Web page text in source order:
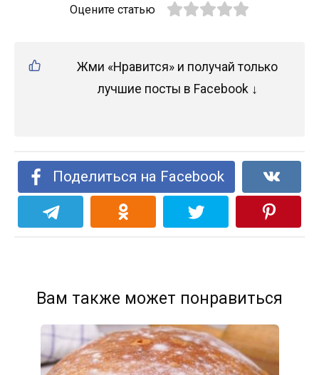
Оцените статью
Жми «Нравится» и получай только
лучшие посты в Facebook ↓
Поделиться на Facebook
Вам также может понравиться